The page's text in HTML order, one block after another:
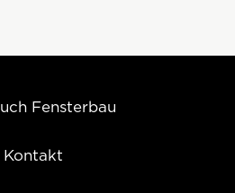
Fensterbau
Kontakt